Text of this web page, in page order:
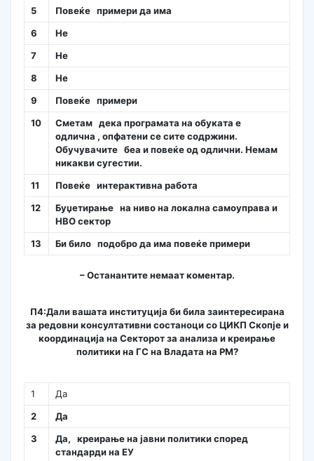
5
Повеќе примери да има
6
Не
7
Не
8
Не
9
Повеќе примери
10
Сметам дека програмата на обуката е
одлична , опфатени се сите содржини.
Обучувачите беа и повеќе од одлични. Немам
никакви сугестии.
11
Повеќе интерактивна работа
12
Буџетирање на ниво на локална самоуправа и
НВО сектор
13
Би било подобро да има повеќе примери
– Останантите немаат коментар.
П4:Дали вашата институција би била заинтересирана
за редовни консултативни состаноци со ЦИКП Скопје и
координација на Секторот за анализа и креирање
политики на ГС на Владата на РМ?
1
Да
2
Да
3
Да, креирање на јавни политики според
стандарди на ЕУ